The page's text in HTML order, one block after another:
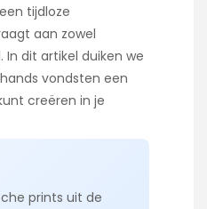
tijdloze
aan zowel
In dit artikel duiken we
vondsten een
creëren in je
prints uit de